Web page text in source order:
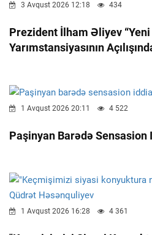
3 Avqust 2026 12:18 434
Prezident İlham Əliyev “Yeni
Yarımstansiyasının
1 Avqust 2026 20:11 4 522
Paşinyan Barədə Sensasion
1 Avqust 2026 16:28 4 361